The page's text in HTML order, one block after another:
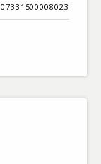
07331500008023